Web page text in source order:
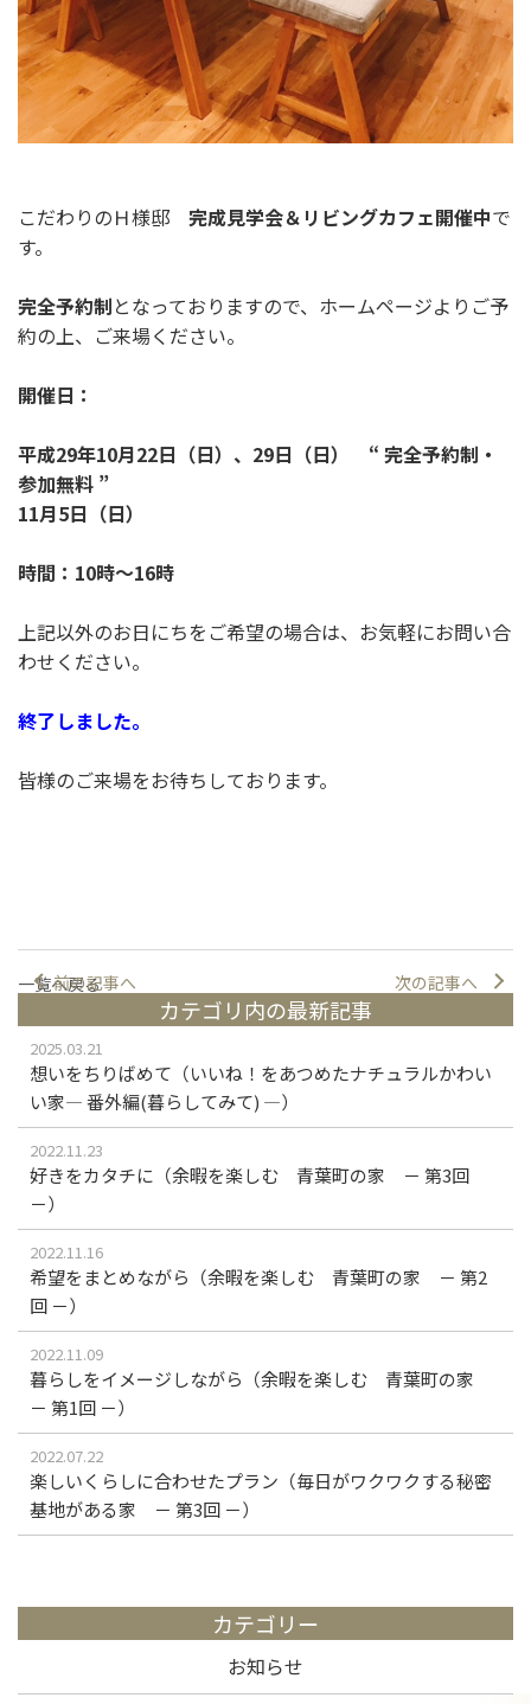
こだわりのＨ様邸 完成見学会＆リビングカフェ開催中で
す。
完全予約制となっておりますので、ホームページよりご予
約の上、ご来場ください。
開催日：
平成29年10月22日（日）、29日（日） “ 完全予約制・
参加無料 ”
11月5日（日）
時間：10時～16時
上記以外のお日にちをご希望の場合は、お気軽にお問い合
わせください。
終了しました。
皆様のご来場をお待ちしております。
前の記事へ 次の記事へ
一覧へ戻る
カテゴリ内の最新記事
2025.03.21
想いをちりばめて（いいね！をあつめたナチュラルかわい
い家― 番外編(暮らしてみて) ―）
2022.11.23
好きをカタチに（余暇を楽しむ 青葉町の家 － 第3回
－）
2022.11.16
希望をまとめながら（余暇を楽しむ 青葉町の家 － 第2
回 －）
2022.11.09
暮らしをイメージしながら（余暇を楽しむ 青葉町の家
－ 第1回 －）
2022.07.22
楽しいくらしに合わせたプラン（毎日がワクワクする秘密
基地がある家 － 第3回 －）
カテゴリー
お知らせ